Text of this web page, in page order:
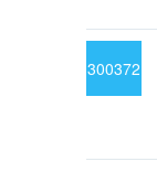
300372